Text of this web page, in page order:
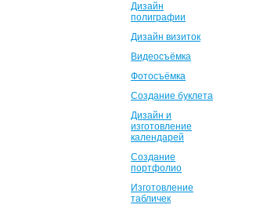
Дизайн
полиграфии
Дизайн визиток
Видеосъёмка
Фотосъёмка
Создание буклета
Дизайн и
изготовление
календарей
Создание
портфолио
Изготовление
табличек